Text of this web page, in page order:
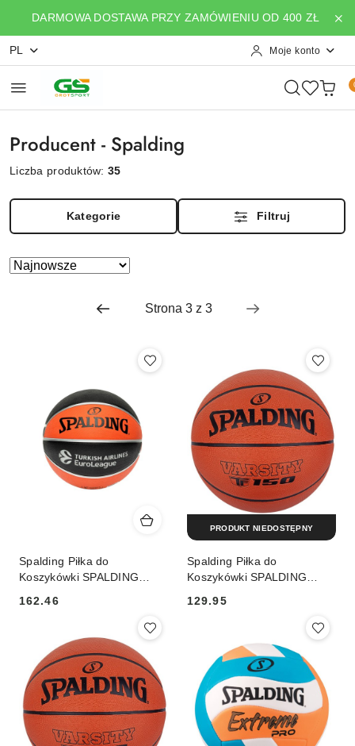
Przejdź do treści głównej
Przejdź do wyszukiwarki
Przejdź do moje konto
Przejdź do menu głównego
Przejdź do stopki
DARMOWA DOSTAWA PRZY ZAMÓWIENIU OD 400 ZŁ
PL Moje konto
Producent - Spalding
Liczba produktów:35
Kategorie Filtruj
Zastosowano
Sortuj
Spalding Piłka do
Koszykówki SPALDING
162.46
Spalding Piłka do
Koszykówki SPALDING
129.95
PRODUKT NIEDOSTĘPNY